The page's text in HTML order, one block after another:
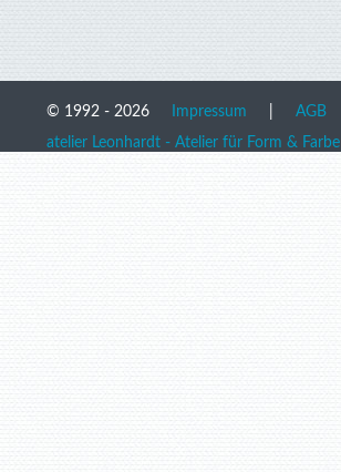
© 1992 - 2026 Impressum AGB
atelier Leonhardt - Atelier für Form & Farbe